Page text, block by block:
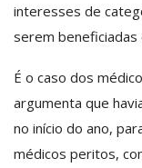
interesses de
serem beneficiadas
É o caso dos
argumenta que
no início do ano,
médicos peritos,